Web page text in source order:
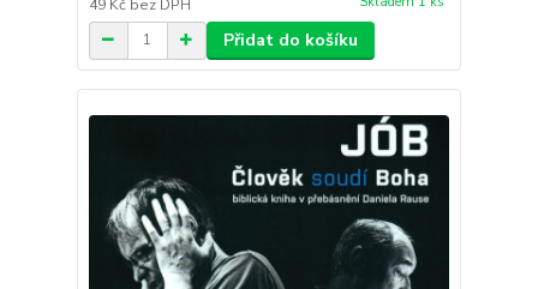
49 Kč bez DPH
Přidat do košíku